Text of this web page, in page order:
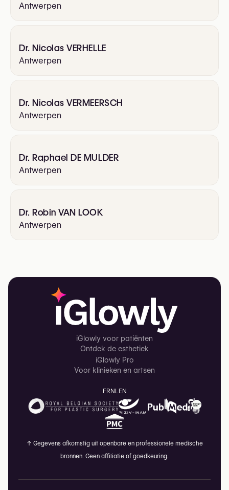
Antwerpen
Dr. Nicolas VERHELLE
Antwerpen
Dr. Nicolas VERMEERSCH
Antwerpen
Dr. Raphael DE MULDER
Antwerpen
Dr. Robin VAN LOOK
Antwerpen
iGlowly voor patiënten
Ontdek de esthetiek
iGlowly Pro
Voor klinieken en artsen
FRNL EN
↑ Gegevens afkomstig uit openbare en professionele medische
bronnen. Geen affiliatie of goedkeuring.